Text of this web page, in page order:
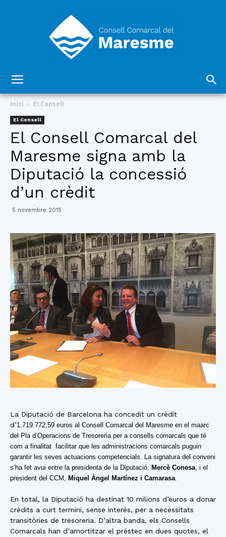
Comarcal
del
Inici El Consell
El Consell
El Consell Comarcal del
Maresme signa amb la
Diputació la concessió
d’un crèdit
5 novembre 2015
La Diputació de Barcelona ha concedit un crèdit
d’1.719.772,59 euros al Consell Comarcal del Maresme en el maarc
del Pla d’Operacions de Tresoreria per a consells comarcals que té
com a finalitat facilitar que les administracions comarcals puguin
garantir les seves actuacions competencials. La signatura del conveni
s’ha fet avui entre la presidenta de la Diputació, Mercè Conesa, i el
president del CCM, Miquel Àngel Martínez i Camarasa.
En total, la Diputació ha destinat 10 milions d’euros a donar
crèdits a curt termini, sense interès, per a necessitats
transitòries de tresoreria. D’altra banda, els Consells
Comarcals han d’amortitzar el préstec en dues quotes, el